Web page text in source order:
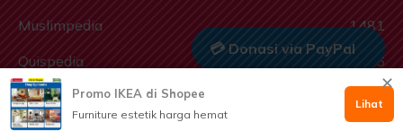
Muslimpedia
1481
Quispedia
396
Ragampedia
105
Smartkids
💳 Donasi via PayPal
🤲 Dukung via Kitabisa
✕
Promo IKEA di Shopee
Furniture estetik harga hemat
Lihat